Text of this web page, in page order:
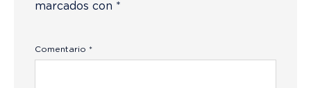
marcados con *
Comentario *